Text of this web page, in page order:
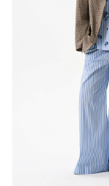
Добавить